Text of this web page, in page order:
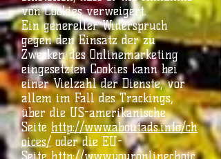
von Cookies verweigert.
Ein genereller Widerspruch
gegen den Einsatz der zu
Zwecken des Onlinemarketing
eingesetzten Cookies kann bei
einer Vielzahl der Dienste, vor
allem im Fall des Trackings,
über die US-amerikanische
Seite http://www.aboutads.info/ch
oices/ oder die EU-